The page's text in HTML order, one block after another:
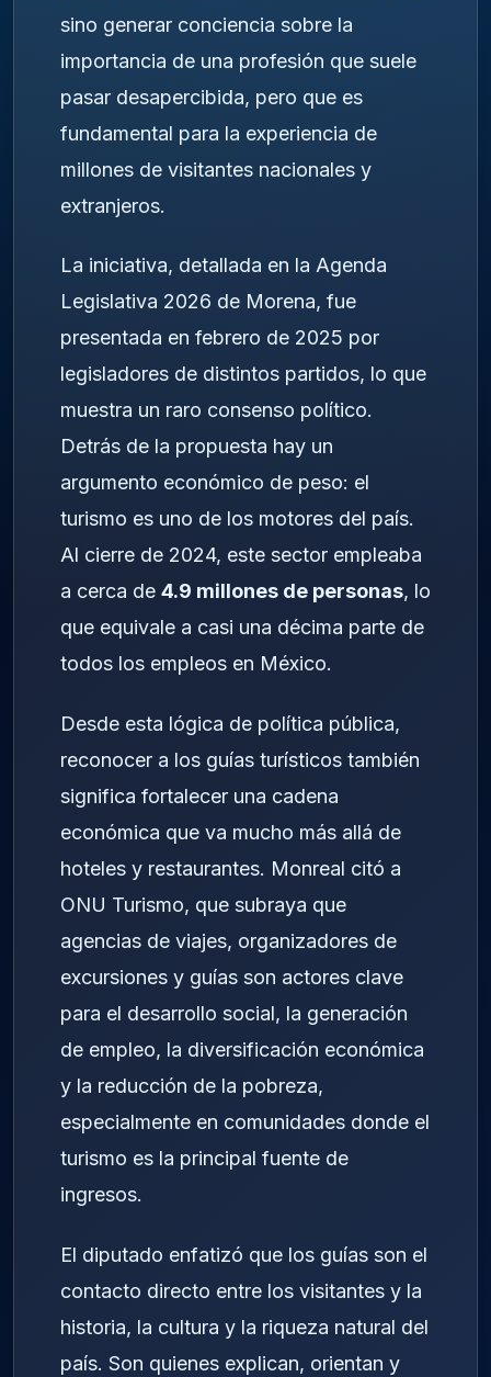
sino generar conciencia sobre la
importancia de una profesión que suele
pasar desapercibida, pero que es
fundamental para la experiencia de
millones de visitantes nacionales y
extranjeros.
La iniciativa, detallada en la Agenda
Legislativa 2026 de Morena, fue
presentada en febrero de 2025 por
legisladores de distintos partidos, lo que
muestra un raro consenso político.
Detrás de la propuesta hay un
argumento económico de peso: el
turismo es uno de los motores del país.
Al cierre de 2024, este sector empleaba
a cerca de 4.9 millones de personas, lo
que equivale a casi una décima parte de
todos los empleos en México.
Desde esta lógica de política pública,
reconocer a los guías turísticos también
significa fortalecer una cadena
económica que va mucho más allá de
hoteles y restaurantes. Monreal citó a
ONU Turismo, que subraya que
agencias de viajes, organizadores de
excursiones y guías son actores clave
para el desarrollo social, la generación
de empleo, la diversificación económica
y la reducción de la pobreza,
especialmente en comunidades donde el
turismo es la principal fuente de
ingresos.
El diputado enfatizó que los guías son el
contacto directo entre los visitantes y la
historia, la cultura y la riqueza natural del
país. Son quienes explican, orientan y